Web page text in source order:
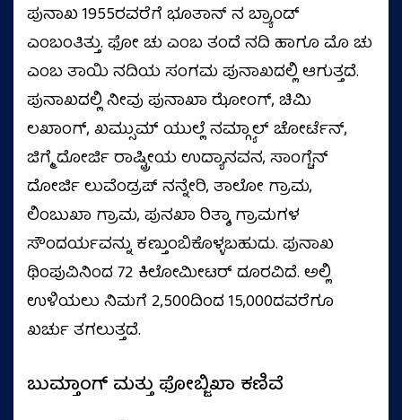
ಪುನಾಖ 1955ರವರೆಗೆ ಭೂತಾನ್ ನ ಬ್ರ್ಯಾಂಡ್
ಎಂಬಂತಿತ್ತು. ಫೋ ಚು ಎಂಬ ತಂದೆ ನದಿ ಹಾಗೂ ಮೊ ಚು
ಎಂಬ ತಾಯಿ ನದಿಯ ಸಂಗಮ ಪುನಾಖದಲ್ಲಿ ಆಗುತ್ತದೆ.
ಪುನಾಖದಲ್ಲಿ ನೀವು ಪುನಾಖಾ ಝೋಂಗ್, ಚಿಮಿ
ಲಖಾಂಗ್, ಖಮ್ಸುಮ್ ಯುಲ್ಲೆ ನಮ್ಗ್ಯಾಲ್ ಚೋರ್ಟೆನ್,
ಜಿಗ್ಮೆ ದೋರ್ಜಿ ರಾಷ್ಟ್ರೀಯ ಉದ್ಯಾನವನ, ಸಾಂಗ್ಚೆನ್
ದೋರ್ಜಿ ಲುವೆಂಡ್ರಪ್ ನನ್ನೇರಿ, ತಾಲೋ ಗ್ರಾಮ,
ಲಿಂಬುಖಾ ಗ್ರಾಮ, ಪುನಖಾ ರಿತ್ಶಾ ಗ್ರಾಮಗಳ
ಸೌಂದರ್ಯವನ್ನು ಕಣ್ತುಂಬಿಕೊಳ್ಳಬಹುದು. ಪುನಾಖ
ಥಿಂಪುವಿನಿಂದ 72 ಕಿಲೋಮೀಟರ್ ದೂರವಿದೆ. ಅಲ್ಲಿ
ಉಳಿಯಲು ನಿಮಗೆ ₹2,500ದಿಂದ 15,000ದವರೆಗೂ
ಖರ್ಚು ತಗಲುತ್ತದೆ.
ಬುಮ್ತಾಂಗ್ ಮತ್ತು ಫೋಬ್ಜಿಖಾ ಕಣಿವೆ